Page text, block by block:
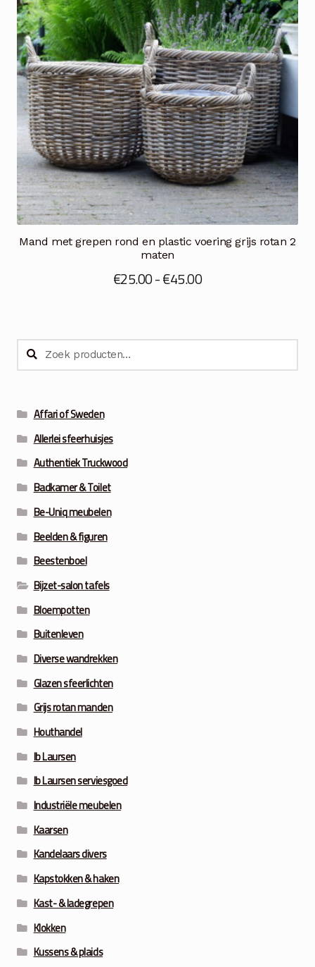
Mand met grepen rond en plastic voering grijs rotan 2
maten
€25.00-€45.00Prijsklasse:
€45.00
Zoeken
naar:
Zoeken
Affari of Sweden
Allerlei sfeerhuisjes
Authentiek Truckwood
Badkamer & Toilet
Be-Uniq meubelen
Beelden & figuren
Beestenboel
Bijzet-salon tafels
Bloempotten
Buitenleven
Diverse wandrekken
Glazen sfeerlichten
Grijs rotan manden
Houthandel
Ib Laursen
Ib Laursen serviesgoed
Industriële meubelen
Kaarsen
Kandelaars divers
Kapstokken & haken
Kast- & ladegrepen
Klokken
Kussens & plaids